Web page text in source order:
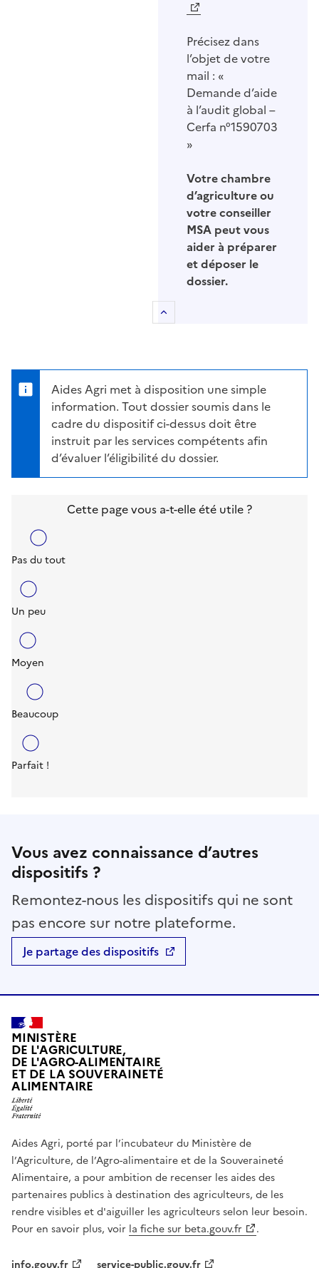
Précisez dans
l’objet de votre
mail : «
Demande d’aide
à l’audit global –
Cerfa n°1590703
»
Votre chambre
d’agriculture ou
votre conseiller
MSA peut vous
aider à préparer
et déposer le
dossier.
Aides Agri met à disposition une simple
information. Tout dossier soumis dans le
cadre du dispositif ci-dessus doit être
instruit par les services compétents afin
d’évaluer l’éligibilité du dossier.
Cette page vous a-t-elle été utile ?
Pas du tout
Un peu
Moyen
Beaucoup
Parfait !
Vous avez connaissance d’autres
dispositifs ?
Remontez-nous les dispositifs qui ne sont
pas encore sur notre plateforme.
Je partage des dispositifs
MINISTÈRE
DE L'AGRICULTURE,
DE L'AGRO-ALIMENTAIRE
ET DE LA SOUVERAINETÉ
ALIMENTAIRE
Aides Agri, porté par l’incubateur du Ministère de
l’Agriculture, de l’Agro-alimentaire et de la Souveraineté
Alimentaire, a pour ambition de recenser les aides des
partenaires publics à destination des agriculteurs, de les
rendre visibles et d'aiguiller les agriculteurs selon leur besoin.
Pour en savoir plus, voir la fiche sur beta.gouv.fr .
info.gouv.fr service-public.gouv.fr